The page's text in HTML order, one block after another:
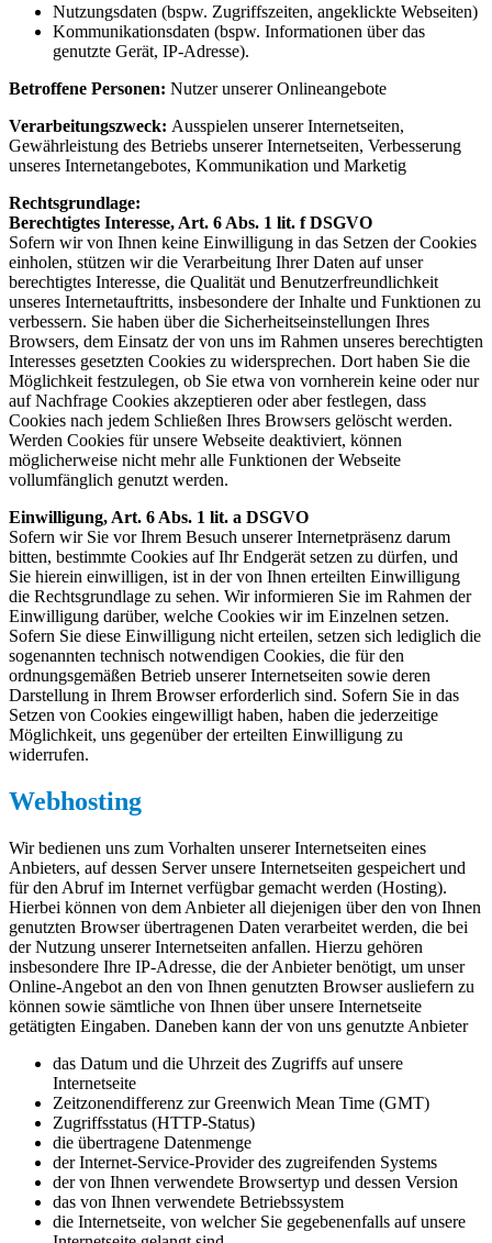
Nutzungsdaten (bspw. Zugriffszeiten, angeklickte Webseiten)
Kommunikationsdaten (bspw. Informationen über das
genutzte Gerät, IP-Adresse).
Betroffene Personen: Nutzer unserer Onlineangebote
Verarbeitungszweck: Ausspielen unserer Internetseiten,
Gewährleistung des Betriebs unserer Internetseiten, Verbesserung
unseres Internetangebotes, Kommunikation und Marketig
Rechtsgrundlage:
Berechtigtes Interesse, Art. 6 Abs. 1 lit. f DSGVO
Sofern wir von Ihnen keine Einwilligung in das Setzen der Cookies
einholen, stützen wir die Verarbeitung Ihrer Daten auf unser
berechtigtes Interesse, die Qualität und Benutzerfreundlichkeit
unseres Internetauftritts, insbesondere der Inhalte und Funktionen zu
verbessern. Sie haben über die Sicherheitseinstellungen Ihres
Browsers, dem Einsatz der von uns im Rahmen unseres berechtigten
Interesses gesetzten Cookies zu widersprechen. Dort haben Sie die
Möglichkeit festzulegen, ob Sie etwa von vornherein keine oder nur
auf Nachfrage Cookies akzeptieren oder aber festlegen, dass
Cookies nach jedem Schließen Ihres Browsers gelöscht werden.
Werden Cookies für unsere Webseite deaktiviert, können
möglicherweise nicht mehr alle Funktionen der Webseite
vollumfänglich genutzt werden.
Einwilligung, Art. 6 Abs. 1 lit. a DSGVO
Sofern wir Sie vor Ihrem Besuch unserer Internetpräsenz darum
bitten, bestimmte Cookies auf Ihr Endgerät setzen zu dürfen, und
Sie hierein einwilligen, ist in der von Ihnen erteilten Einwilligung
die Rechtsgrundlage zu sehen. Wir informieren Sie im Rahmen der
Einwilligung darüber, welche Cookies wir im Einzelnen setzen.
Sofern Sie diese Einwilligung nicht erteilen, setzen sich lediglich die
sogenannten technisch notwendigen Cookies, die für den
ordnungsgemäßen Betrieb unserer Internetseiten sowie deren
Darstellung in Ihrem Browser erforderlich sind. Sofern Sie in das
Setzen von Cookies eingewilligt haben, haben die jederzeitige
Möglichkeit, uns gegenüber der erteilten Einwilligung zu
widerrufen.
Webhosting
Wir bedienen uns zum Vorhalten unserer Internetseiten eines
Anbieters, auf dessen Server unsere Internetseiten gespeichert und
für den Abruf im Internet verfügbar gemacht werden (Hosting).
Hierbei können von dem Anbieter all diejenigen über den von Ihnen
genutzten Browser übertragenen Daten verarbeitet werden, die bei
der Nutzung unserer Internetseiten anfallen. Hierzu gehören
insbesondere Ihre IP-Adresse, die der Anbieter benötigt, um unser
Online-Angebot an den von Ihnen genutzten Browser ausliefern zu
können sowie sämtliche von Ihnen über unsere Internetseite
getätigten Eingaben. Daneben kann der von uns genutzte Anbieter
das Datum und die Uhrzeit des Zugriffs auf unsere
Internetseite
Zeitzonendifferenz zur Greenwich Mean Time (GMT)
Zugriffsstatus (HTTP-Status)
die übertragene Datenmenge
der Internet-Service-Provider des zugreifenden Systems
der von Ihnen verwendete Browsertyp und dessen Version
das von Ihnen verwendete Betriebssystem
die Internetseite, von welcher Sie gegebenenfalls auf unsere